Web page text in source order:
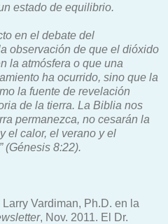
estado de equilibrio.
en el debate del
observación de que el dióxido
la atmósfera o que una
ha ocurrido, sino que la
la fuente de revelación
de la tierra. La Biblia nos
permanezca, no cesarán la
el calor, el verano y el
(Génesis 8:22).
Vardiman, Ph.D. en la
, Nov. 2011. El Dr.